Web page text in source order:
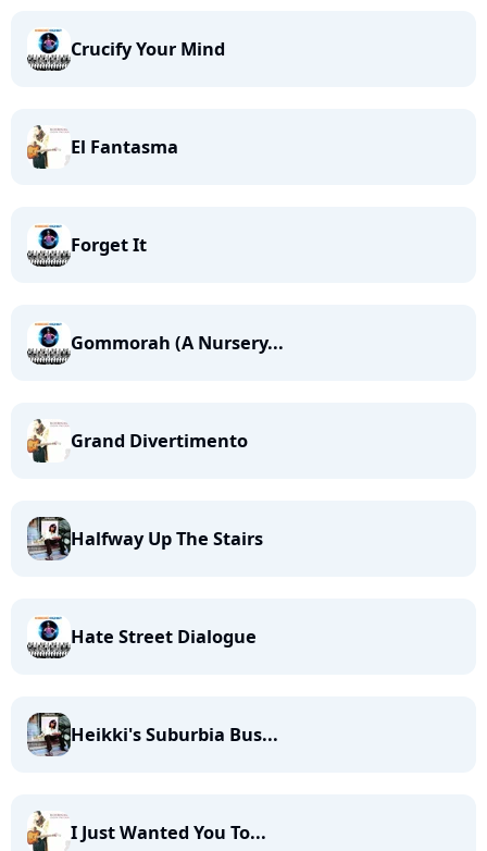
Crucify Your Mind
El Fantasma
Forget It
Gommorah (A Nursery...
Grand Divertimento
Halfway Up The Stairs
Hate Street Dialogue
Heikki's Suburbia Bus...
I Just Wanted You To...